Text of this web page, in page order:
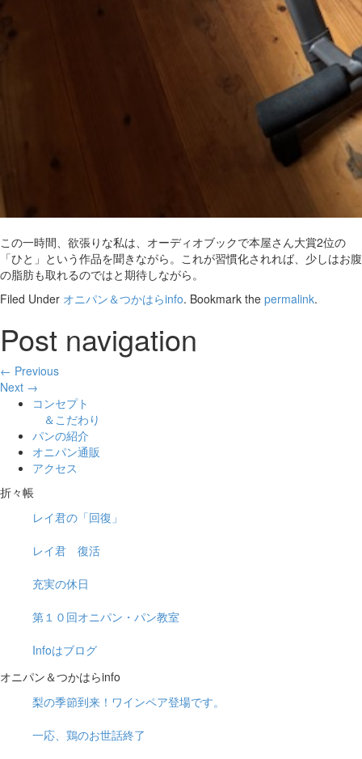
この一時間、欲張りな私は、オーディオブックで本屋さん大賞2位の
「ひと」という作品を聞きながら。これが習慣化されれば、少しはお腹
の脂肪も取れるのではと期待しながら。
Filed Under オニパン＆つかはらinfo. Bookmark the permalink.
Post navigation
← Previous
Next →
コンセプト
＆こだわり
パンの紹介
オニパン通販
アクセス
折々帳
レイ君の「回復」
レイ君 復活
充実の休日
第１０回オニパン・パン教室
Infoはブログ
オニパン＆つかはらinfo
梨の季節到来！ワインペア登場です。
一応、鶏のお世話終了